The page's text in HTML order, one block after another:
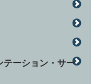
テーション・サー